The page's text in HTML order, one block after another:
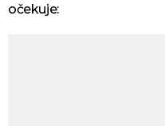
očekuje: